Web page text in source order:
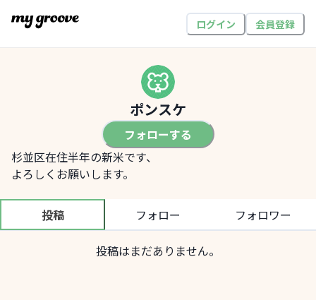
ログイン 会員登録
ポンスケ
フォローする
杉並区在住半年の新米です、
よろしくお願いします。
投稿 フォロー フォロワー
投稿はまだありません。